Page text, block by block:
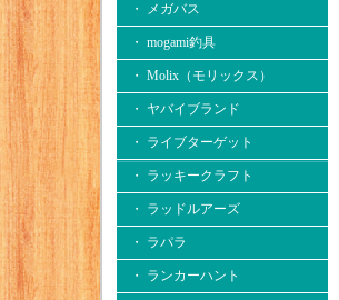
・ メガバス
・ mogami釣具
・ Molix（モリックス）
・ ヤバイブランド
・ ライブターゲット
・ ラッキークラフト
・ ラッドルアーズ
・ ラパラ
・ ランカーハント